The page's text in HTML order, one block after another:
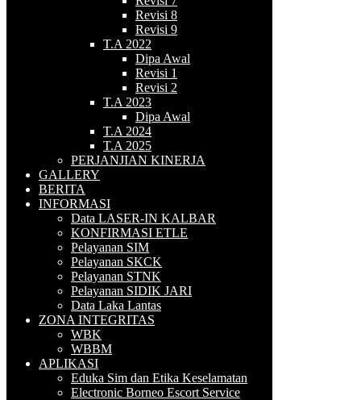
Revisi 8
Revisi 9
T.A 2022
Dipa Awal
Revisi 1
Revisi 2
T.A 2023
Dipa Awal
T.A 2024
T.A 2025
PERJANJIAN KINERJA
GALLERY
BERITA
INFORMASI
Data LASER-IN KALBAR
KONFIRMASI ETLE
Pelayanan SIM
Pelayanan SKCK
Pelayanan STNK
Pelayanan SIDIK JARI
Data Laka Lantas
ZONA INTEGRITAS
WBK
WBBM
APLIKASI
Eduka Sim dan Etika Keselamatan
Electronic Borneo Escort Service